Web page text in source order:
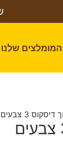
המומלצים שלנו
צבעים אמפט
צעצוע לחתול מבוך דיסקוס 3 צבעים